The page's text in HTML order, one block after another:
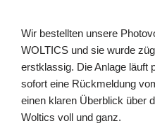
Wir bestellten unsere
WOLTICS und sie wurde
erstklassig. Die Anlage läuft
sofort eine Rückmeldung
einen klaren Überblick über
Woltics voll und ganz.